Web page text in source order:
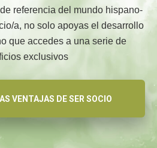
referencia del mundo hispano-
a, no solo apoyas el desarrollo
que accedes a una serie de
exclusivos
VENTAJAS DE SER SOCIO